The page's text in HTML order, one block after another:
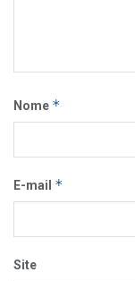
Nome *
E-mail *
Site